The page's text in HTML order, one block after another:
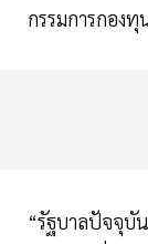
กรรมการกอง
“รัฐบาลปัจจุบั